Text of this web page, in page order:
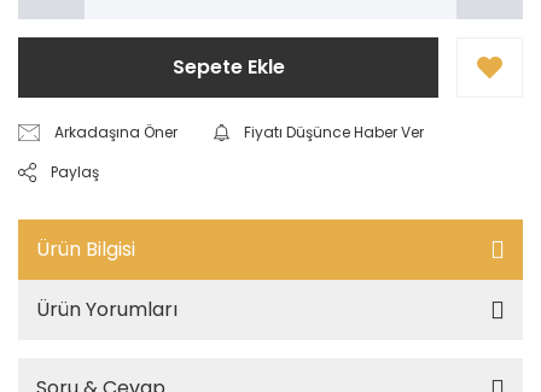
Sepete Ekle
Arkadaşına Öner
Fiyatı Düşünce Haber Ver
Paylaş
Ürün Bilgisi
Ürün Yorumları